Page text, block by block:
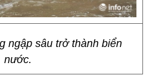
ngập sâu trở thành biển
nước.